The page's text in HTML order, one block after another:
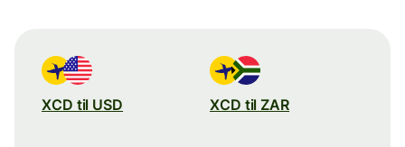
XCD til USD XCD til ZAR